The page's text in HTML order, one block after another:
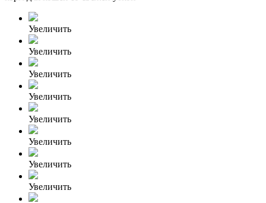
Увеличить
Увеличить
Увеличить
Увеличить
Увеличить
Увеличить
Увеличить
Увеличить